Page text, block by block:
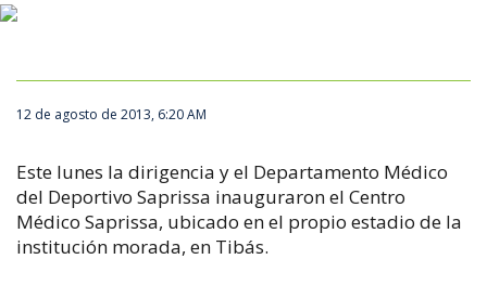
12 de agosto de 2013, 6:20 AM
Este lunes la dirigencia y el Departamento Médico
del Deportivo Saprissa inauguraron el Centro
Médico Saprissa, ubicado en el propio estadio de la
institución morada, en Tibás.